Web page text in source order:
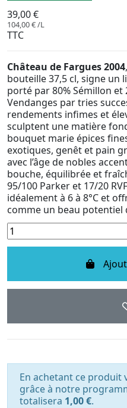
39,00 €
104,00 € /L
TTC
Château de Fargues 2004
bouteille 37,5 cl, signe un
porté par 80% Sémillon et
Vendanges par tries
rendements infimes et
sculptent une matière
bouquet marie épices
exotiques, genêt et pain
avec l’âge de nobles
bouche, équilibrée et
95/100 Parker et 17/20
idéalement à 6 à 8°C et
comme un beau potentiel
En achetant ce produit
grâce à notre
totalisera 1,00 €.